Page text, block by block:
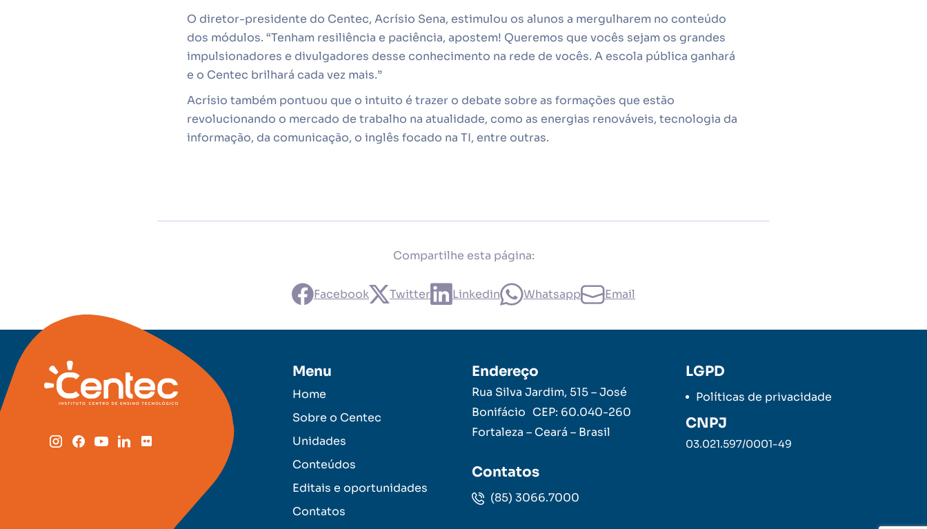
O diretor-presidente do Centec, Acrísio Sena, estimulou os alunos a mergulharem no conteúdo
dos módulos. “Tenham resiliência e paciência, apostem! Queremos que vocês sejam os grandes
impulsionadores e divulgadores desse conhecimento na rede de vocês. A escola pública ganhará
e o Centec brilhará cada vez mais.”
Acrísio também pontuou que o intuito é trazer o debate sobre as formações que estão
revolucionando o mercado de trabalho na atualidade, como as energias renováveis, tecnologia da
informação, da comunicação, o inglês focado na TI, entre outras.
Compartilhe esta página:
Facebook Twitter Linkedin Whatsapp Email
Menu
Home
Sobre o Centec
Unidades
Conteúdos
Editais e oportunidades
Contatos
Endereço
Rua Silva Jardim, 515 – José
Bonifácio CEP: 60.040-260
Fortaleza – Ceará – Brasil
Contatos
(85) 3066.7000
LGPD
Políticas de privacidade
CNPJ
03.021.597/0001-49